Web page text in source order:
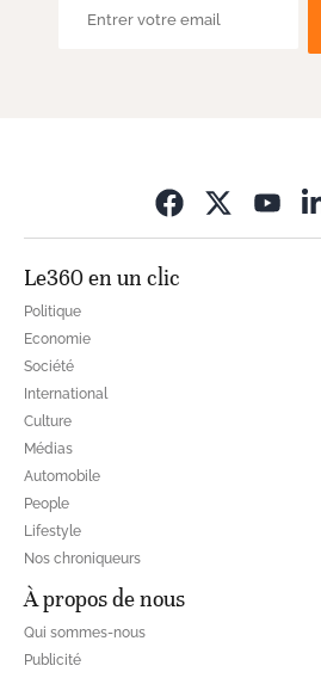
Le360 en un clic
Politique
Economie
Société
International
Culture
Médias
Automobile
People
Lifestyle
Nos chroniqueurs
À propos de nous
Qui sommes-nous
Publicité